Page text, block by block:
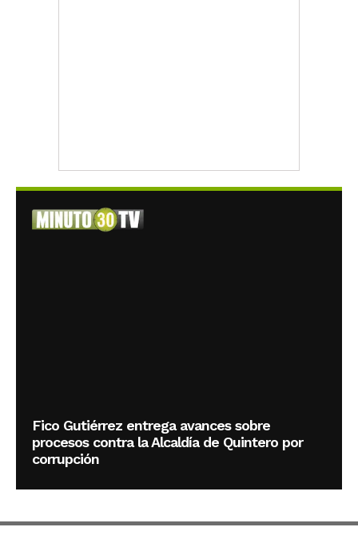
Fico Gutiérrez entrega avances sobre
procesos contra la Alcaldía de Quintero por
corrupción